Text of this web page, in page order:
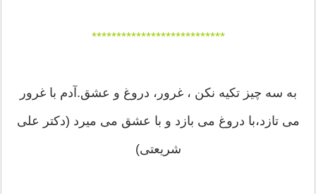
***************************
به سه چیز تکیه نکن ، غرور، دروغ و عشق.آدم با غرور
می تازد،با دروغ می بازد و با عشق می میرد (دکتر علی
شریعتی)